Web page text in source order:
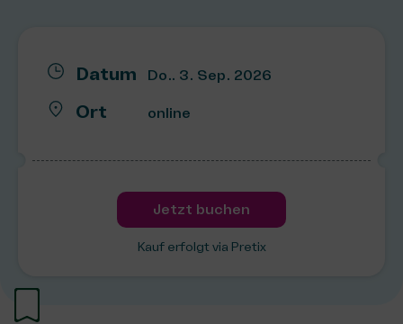
Datum Do.. 3. Sep. 2026
Ort online
Jetzt buchen
Kauf erfolgt via Pretix